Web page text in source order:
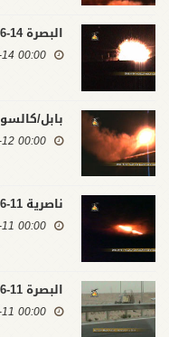
البصرة 14-6-2011
00:00 2011-06-14
بابل/كالسو 12-6-2011
00:00 2011-06-12
ناصرية 11-6-2011
00:00 2011-06-11
البصرة 11-6-2011
00:00 2011-06-11